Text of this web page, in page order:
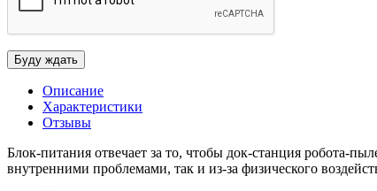
Описание
Характеристики
Отзывы
Блок-питания отвечает за то, чтобы док-станция робота-
внутренними проблемами, так и из-за физического